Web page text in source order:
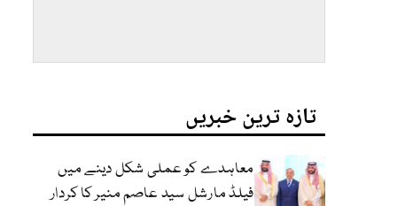
تازہ ترین خبریں
معاہدے کو عملی شکل دینے میں
فیلڈ مارشل سید عاصم منیر کا کردار